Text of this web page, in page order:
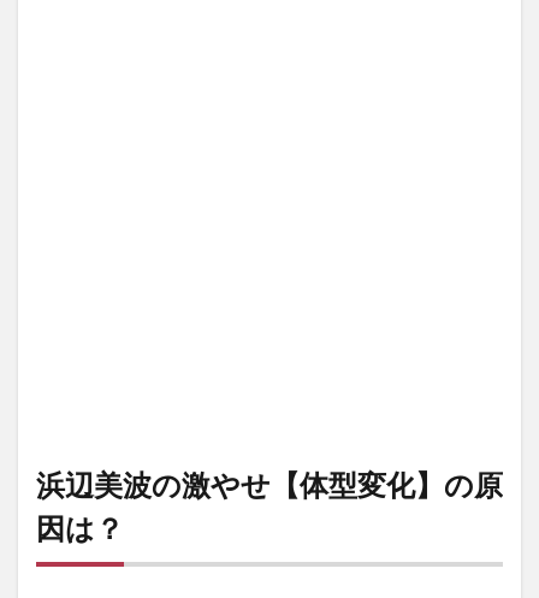
浜辺美波の激やせ【体型変化】の原
因は？